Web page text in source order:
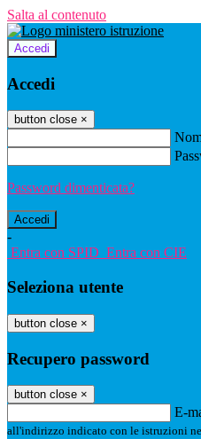
Salta al contenuto
Accedi
Accedi
button close ×
Password dimenticata?
-
Entra con SPID Entra con CIE
Seleziona utente
button close ×
Recupero password
button close ×
E-
all'indirizzo indicato con le istruzioni